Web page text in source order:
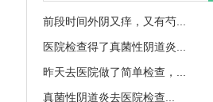
前段时间外阴又痒，又有芍...
医院检查得了真菌性阴道炎...
昨天去医院做了简单检查，...
真菌性阴道炎去医院检查...